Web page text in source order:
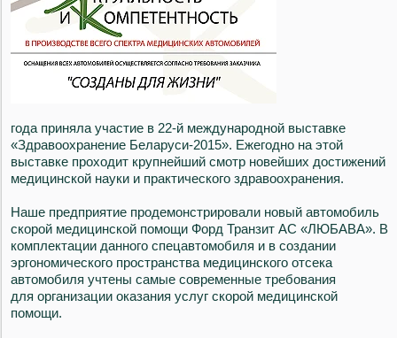
года приняла участие в 22-й международной выставке
«Здравоохранение Беларуси-2015». Ежегодно на этой
выставке проходит крупнейший смотр новейших достижений
медицинской науки и практического здравоохранения.
Наше предприятие продемонстрировали новый автомобиль
скорой медицинской помощи Форд Транзит АС «ЛЮБАВА». В
комплектации данного спецавтомобиля и в создании
эргономического пространства медицинского отсека
автомобиля учтены самые современные требования
для организации оказания услуг скорой медицинской
помощи.